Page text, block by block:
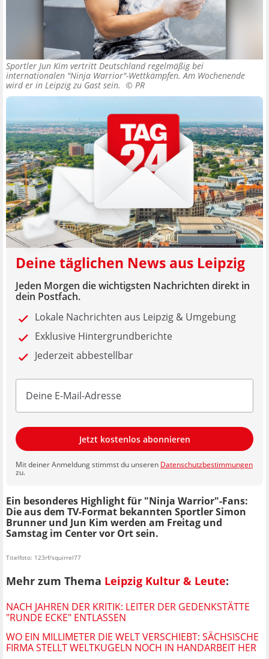
Sportler Jun Kim vertritt Deutschland regelmäßig bei
internationalen "Ninja Warrior"-Wettkämpfen. Am Wochenende
wird er in Leipzig zu Gast sein. © PR
Deine täglichen News aus Leipzig
Jeden Morgen die wichtigsten Nachrichten direkt in
dein Postfach.
Lokale Nachrichten aus Leipzig & Umgebung
Exklusive Hintergrundberichte
Jederzeit abbestellbar
Jetzt kostenlos abonnieren
Mit deiner Anmeldung stimmst du unseren Datenschutzbestimmungen
zu.
Ein besonderes Highlight für "Ninja Warrior"-Fans:
Die aus dem TV-Format bekannten Sportler Simon
Brunner und Jun Kim werden am Freitag und
Samstag im Center vor Ort sein.
Titelfoto: 123rf/squirrel77
Mehr zum Thema Leipzig Kultur & Leute:
NACH JAHREN DER KRITIK: LEITER DER GEDENKSTÄTTE
"RUNDE ECKE" ENTLASSEN
WO EIN MILLIMETER DIE WELT VERSCHIEBT: SÄCHSISCHE
FIRMA STELLT WELTKUGELN NOCH IN HANDARBEIT HER